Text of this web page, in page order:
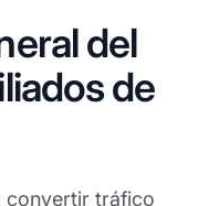
del
de
convertir tráfico